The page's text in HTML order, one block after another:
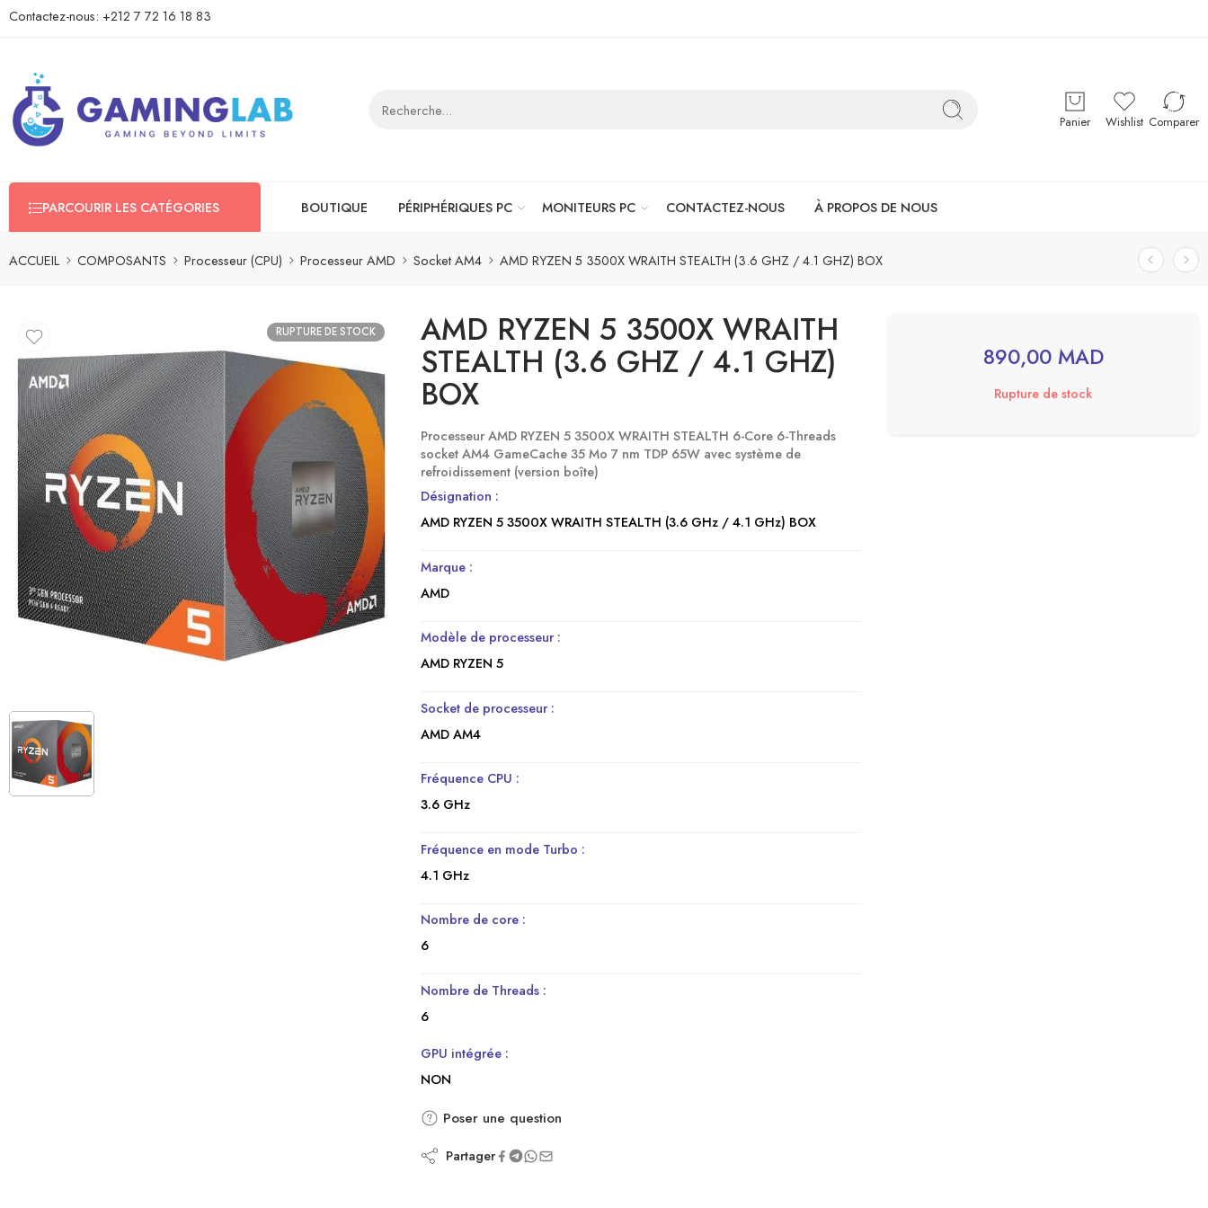
Contactez-nous: +212 7 72 16 18 83
Panier Wishlist Comparer
PARCOURIR LES CATÉGORIES BOUTIQUE PÉRIPHÉRIQUES PC MONITEURS PC CONTACTEZ-NOUS À PROPOS DE NOUS
ACCUEIL COMPOSANTS Processeur (CPU) Processeur AMD Socket AM4 AMD RYZEN 5 3500X WRAITH STEALTH (3.6 GHZ / 4.1 GHZ) BOX
RUPTURE DE STOCK AMD RYZEN 5 3500X WRAITH
STEALTH (3.6 GHZ / 4.1 GHZ)
BOX
Processeur AMD RYZEN 5 3500X WRAITH STEALTH 6-Core 6-Threads
socket AM4 GameCache 35 Mo 7 nm TDP 65W avec système de
refroidissement (version boîte)
Désignation :
AMD RYZEN 5 3500X WRAITH STEALTH (3.6 GHz / 4.1 GHz) BOX
Marque :
AMD
Modèle de processeur :
AMD RYZEN 5
Socket de processeur :
AMD AM4
Fréquence CPU :
3.6 GHz
Fréquence en mode Turbo :
4.1 GHz
Nombre de core :
6
Nombre de Threads :
6
GPU intégrée :
NON
Poser une question
Partager
890,00 MAD
Rupture de stock